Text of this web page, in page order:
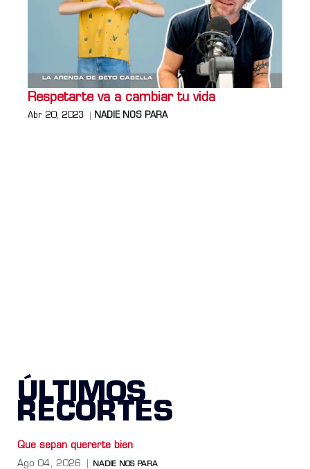
Respetarte va a cambiar tu vida
Abr 20, 2023 NADIE NOS PARA
ÚLTIMOS
RECORTES
Que sepan quererte bien
Ago 04, 2026 NADIE NOS PARA